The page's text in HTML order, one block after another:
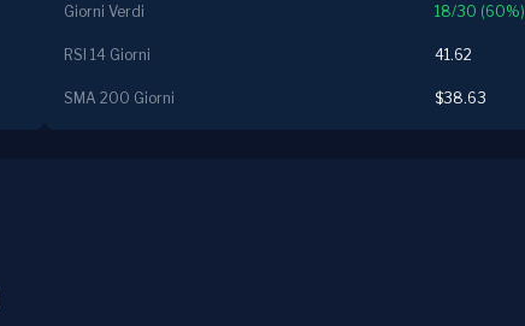
Giorni Verdi 18/30 (60%)
RSI 14 Giorni 41.62
SMA 200 Giorni $38.63